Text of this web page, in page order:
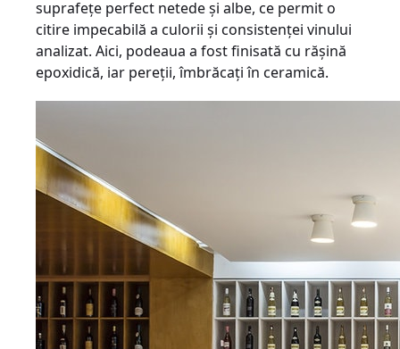
suprafeţe perfect netede şi albe, ce per­mit o
citire impecabilă a culorii şi consistenţei vinului
analizat. Aici, podeaua a fost finisată cu răşină
epoxidică, iar pereţii, îmbră­caţi în ceramică.